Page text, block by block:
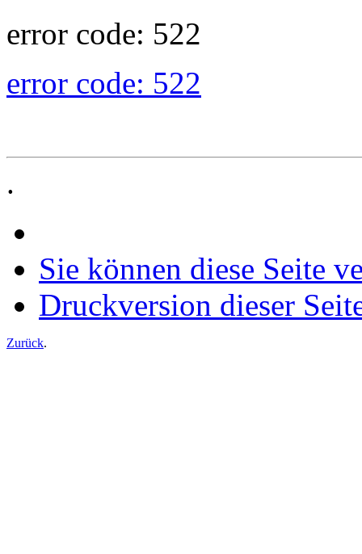
error code: 522
error code: 522
.
Sie können diese Seite
Druckversion dieser
Zurück.